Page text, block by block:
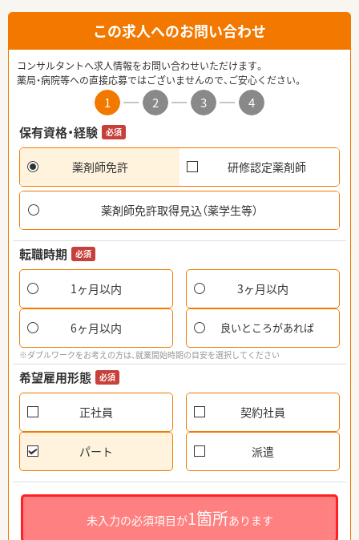
この求人へのお問い合わせ
コンサルタントへ求人情報をお問い合わせいただけます。
薬局・病院等への直接応募ではございませんので、ご安心ください。
1 2 3
4
保有資格・経験
必須
薬剤師免許 研修認定薬剤師
薬剤師免許取得見込（薬学生等）
転職時期 必須
1ヶ月以内 3ヶ月以内
6ヶ月以内 良いところがあれば
※ダブルワークをお考えの方は、就業開始時期の目安を選択してください
希望雇用形態 必須
正社員 契約社員
パート 派遣
未入力の必須項目が1箇所あります